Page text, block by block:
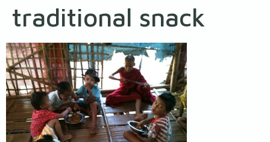
traditional snack